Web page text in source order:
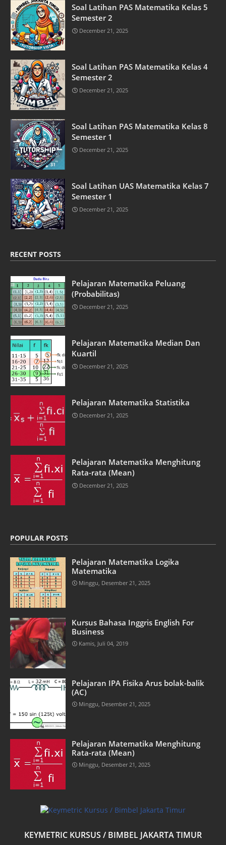
Soal Latihan PAS Matematika Kelas 5
Semester 2
December 21, 2025
Soal Latihan PAS Matematika Kelas 4
Semester 2
December 21, 2025
Soal Latihan PAS Matematika Kelas 8
Semester 1
December 21, 2025
Soal Latihan UAS Matematika Kelas 7
Semester 1
December 21, 2025
RECENT POSTS
Pelajaran Matematika Peluang
(Probabilitas)
December 21, 2025
Pelajaran Matematika Median Dan
Kuartil
December 21, 2025
Pelajaran Matematika Statistika
December 21, 2025
Pelajaran Matematika Menghitung
Rata-rata (Mean)
December 21, 2025
POPULAR POSTS
Pelajaran Matematika Logika
Matematika
Minggu, Desember 21, 2025
Kursus Bahasa Inggris English For
Business
Kamis, Juli 04, 2019
Pelajaran IPA Fisika Arus bolak-balik
(AC)
Minggu, Desember 21, 2025
Pelajaran Matematika Menghitung
Rata-rata (Mean)
Minggu, Desember 21, 2025
KEYMETRIC KURSUS / BIMBEL JAKARTA TIMUR